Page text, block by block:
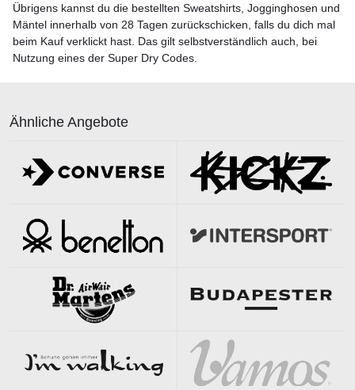
Übrigens kannst du die bestellten Sweatshirts, Jogginghosen und
Mäntel innerhalb von 28 Tagen zurückschicken, falls du dich mal
beim Kauf verklickt hast. Das gilt selbstverständlich auch, bei
Nutzung eines der Super Dry Codes.
Ähnliche Angebote